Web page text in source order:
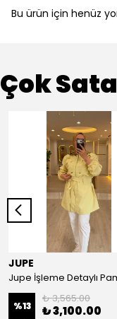
Bu ürün için henüz
Çok
JUPE
%13
₺ 3,565.00
₺ 3,100.00